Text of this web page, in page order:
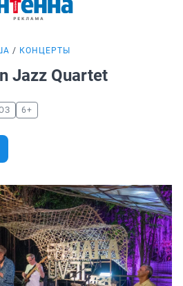
КОНЦЕРТЫ
Jazz Quartet
6+